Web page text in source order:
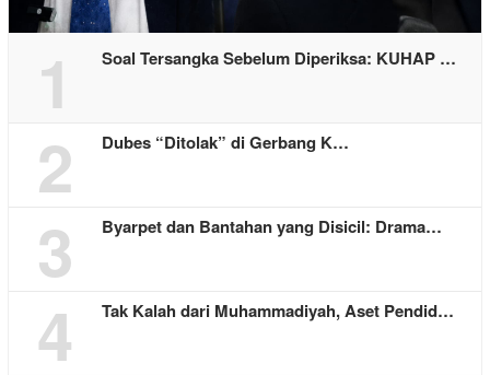
1 Soal Tersangka Sebelum Diperiksa: KUHAP …
2 Dubes “Ditolak” di Gerbang K…
3 Byarpet dan Bantahan yang Disicil: Drama…
4 Tak Kalah dari Muhammadiyah, Aset Pendid…